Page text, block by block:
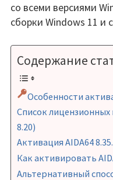
со всеми версиями
сборки Windows 11 и
Содержание
Особенности
Список
8.20)
Активация AIDA64
Как активировать
Альтернативный